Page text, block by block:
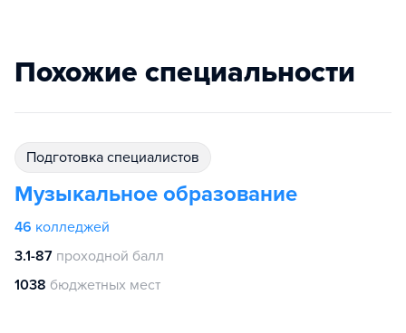
Похожие специальности
подготовка специалистов
Музыкальное образование
46 колледжей
3.1-87 проходной балл
1038 бюджетных мест